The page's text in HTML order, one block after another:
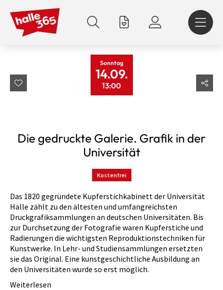
zum
Inhalt
Sonntag
14.09.
13:00
Die gedruckte Galerie. Grafik in der
Universität
Kostenfrei
Das 1820 gegründete Kupferstichkabinett der Universität
Halle zählt zu den ältesten und umfangreichsten
Druckgrafiksammlungen an deutschen Universitäten. Bis
zur Durchsetzung der Fotografie waren Kupferstiche und
Radierungen die wichtigsten Reproduktionstechniken für
Kunstwerke. In Lehr- und Studiensammlungen ersetzten
sie das Original. Eine kunstgeschichtliche Ausbildung an
den Universitäten wurde so erst möglich.
Weiterlesen